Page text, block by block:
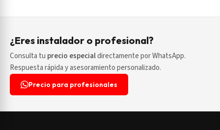
¿Eres instalador o profesional?
Consulta tu precio especialdirectamente por WhatsApp.
Respuesta rápida y asesoramiento personalizado.
Precio para profesionales